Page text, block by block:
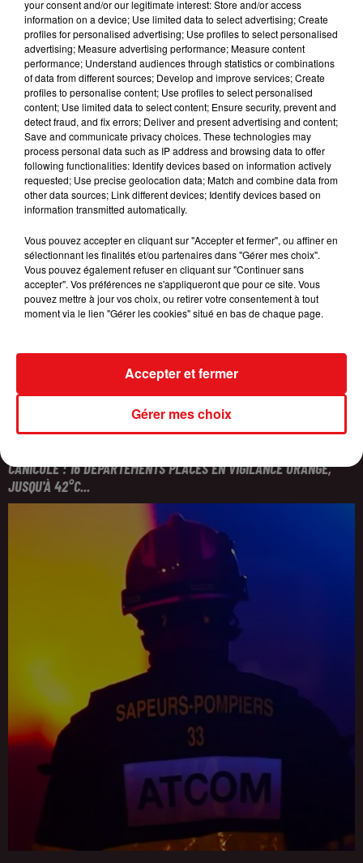
INCENDIES : 184 PERSONNES INTERPELLÉES DEPUIS DÉBUT
JUILLET, DES...
CANICULE : 16 DÉPARTEMENTS PLACÉS EN VIGILANCE ORANGE,
JUSQU'À 42°C...
your consent and/or our legitimate interest: Store and/or access
information on a device; Use limited data to select advertising; Create
profiles for personalised advertising; Use profiles to select personalised
advertising; Measure advertising performance; Measure content
performance; Understand audiences through statistics or combinations
of data from different sources; Develop and improve services; Create
profiles to personalise content; Use profiles to select personalised
content; Use limited data to select content; Ensure security, prevent and
detect fraud, and fix errors; Deliver and present advertising and content;
Save and communicate privacy choices. These technologies may
process personal data such as IP address and browsing data to offer
following functionalities: Identify devices based on information actively
requested; Use precise geolocation data; Match and combine data from
other data sources; Link different devices; Identify devices based on
information transmitted automatically.
Vous pouvez accepter en cliquant sur "Accepter et fermer", ou affiner en
sélectionnant les finalités et/ou partenaires dans "Gérer mes choix".
Vous pouvez également refuser en cliquant sur "Continuer sans
accepter". Vos préférences ne s'appliqueront que pour ce site. Vous
pouvez mettre à jour vos choix, ou retirer votre consentement à tout
moment via le lien "Gérer les cookies" situé en bas de chaque page.
Gérer mes choix
Accepter et fermer